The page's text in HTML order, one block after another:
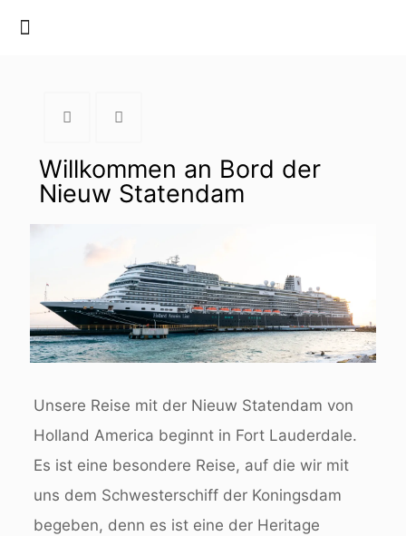
Willkommen an Bord der
Nieuw Statendam
Unsere Reise mit der Nieuw Statendam von
Holland America beginnt in Fort Lauderdale.
Es ist eine besondere Reise, auf die wir mit
uns dem Schwesterschiff der Koningsdam
begeben, denn es ist eine der Heritage